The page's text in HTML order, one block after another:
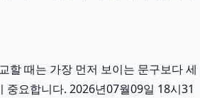
할 때는 가장 먼저 보이는 문구보다 세
중요합니다. 2026년07월09일 18시31